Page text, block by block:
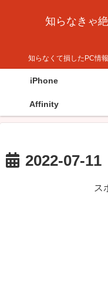
知らなきゃ
知らなくて損したPC情
iPhone
Affinity
2022-07-11
ス